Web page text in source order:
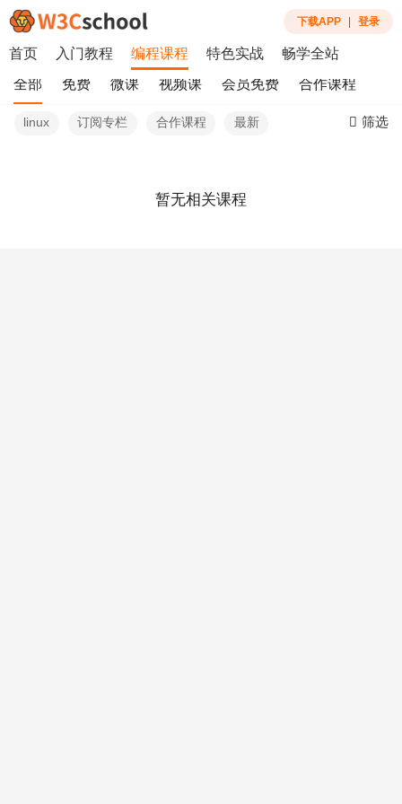
下载APP 登录
首页 入门教程 编程课程 特色实战 畅学全站
全部 免费 微课 视频课 会员免费 合作课程
linux 订阅专栏 合作课程 最新 筛选
暂无相关课程